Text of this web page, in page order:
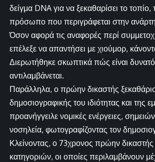
δείγμα DNA για να ξεκαθαρίσει το
πρόσωπο που περιγράφεται στην
Όσον αφορά τις αναφορές περί
επέλεξε να απαντήσει με χιούμορ,
Διερωτήθηκε σκωπτικά πώς είναι
αντιλαμβάνεται.
Παράλληλα, ο πρώην δικαστής
δημοσιογραφικής του ιδιότητας και
προανήγγειλε νομικές ενέργειες,
νοσηλεία, φωτογραφίζοντας τον
Κλείνοντας, ο 73χρονος πρώην
κατηγοριών, οι οποίες περιλαμβάνουν